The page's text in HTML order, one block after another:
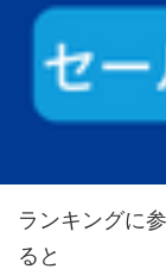
ランキングに
ると